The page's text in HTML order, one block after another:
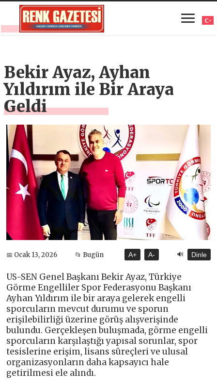
Bekir Ayaz, Ayhan
Yıldırım ile Bir Araya
Geldi
📅 Ocak 13, 2026 📂 Bugün A+ A- 🔊 Dinle
US-SEN Genel Başkanı Bekir Ayaz, Türkiye
Görme Engelliler Spor Federasyonu Başkanı
Ayhan Yıldırım ile bir araya gelerek engelli
sporcuların mevcut durumu ve sporun
erişilebilirliği üzerine görüş alışverişinde
bulundu. Gerçekleşen buluşmada, görme engelli
sporcuların karşılaştığı yapısal sorunlar, spor
tesislerine erişim, lisans süreçleri ve ulusal
organizasyonların daha kapsayıcı hale
getirilmesi ele alındı.